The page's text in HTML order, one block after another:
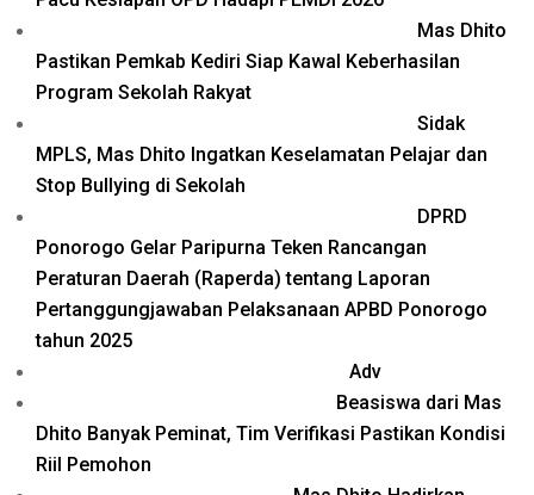
Mas Dhito
Pastikan Pemkab Kediri Siap Kawal Keberhasilan
Program Sekolah Rakyat
Sidak
MPLS, Mas Dhito Ingatkan Keselamatan Pelajar dan
Stop Bullying di Sekolah
DPRD
Ponorogo Gelar Paripurna Teken Rancangan
Peraturan Daerah (Raperda) tentang Laporan
Pertanggungjawaban Pelaksanaan APBD Ponorogo
tahun 2025
Adv
Beasiswa dari Mas
Dhito Banyak Peminat, Tim Verifikasi Pastikan Kondisi
Riil Pemohon